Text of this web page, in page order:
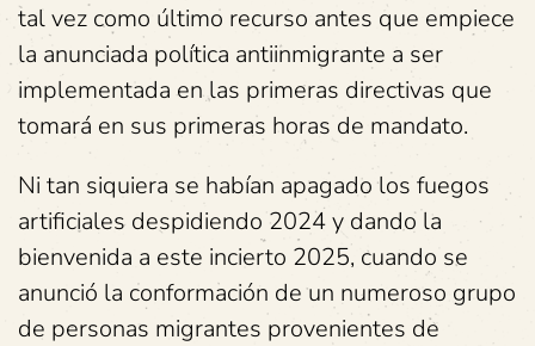
tal vez como último recurso antes que empiece
la anunciada política antiinmigrante a ser
implementada en las primeras directivas que
tomará en sus primeras horas de mandato.
Ni tan siquiera se habían apagado los fuegos
artificiales despidiendo 2024 y dando la
bienvenida a este incierto 2025, cuando se
anunció la conformación de un numeroso grupo
de personas migrantes provenientes de